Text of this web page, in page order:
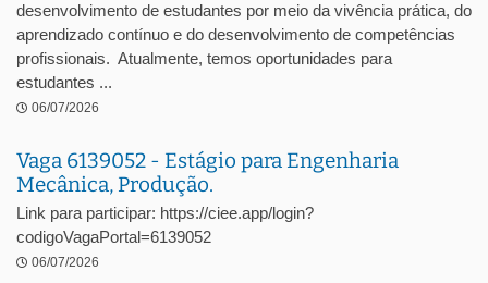
desenvolvimento de estudantes por meio da vivência prática, do
aprendizado contínuo e do desenvolvimento de competências
profissionais. Atualmente, temos oportunidades para
estudantes ...
06/07/2026
Vaga 6139052 - Estágio para Engenharia
Mecânica, Produção.
Link para participar: https://ciee.app/login?
codigoVagaPortal=6139052
06/07/2026